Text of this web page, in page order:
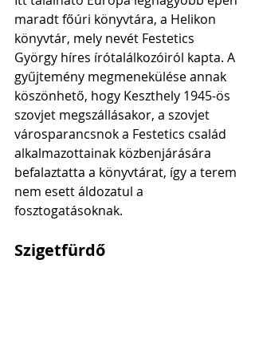
maradt főúri könyvtára, a Helikon
könyvtár, mely nevét Festetics
György híres írótalálkozóiról kapta. A
gyűjtemény megmenekülése annak
köszönhető, hogy Keszthely 1945-ös
szovjet megszállásakor, a szovjet
városparancsnok a Festetics család
alkalmazottainak közbenjárására
befalaztatta a könyvtárat, így a terem
nem esett áldozatul a
fosztogatásoknak.
Szigetfürdő